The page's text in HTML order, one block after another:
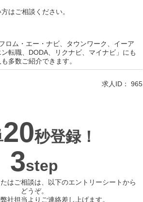
はご相談ください。
ロム・エー・ナビ、タウンワーク、イーア
転職、DODA、リクナビ、マイナビ」にも
多数ご紹介できます。
求人ID： 965
20秒登録！
3step
はご相談は、以下のエントリーシートから
どうぞ。
社担当よりご連絡差し上げます。